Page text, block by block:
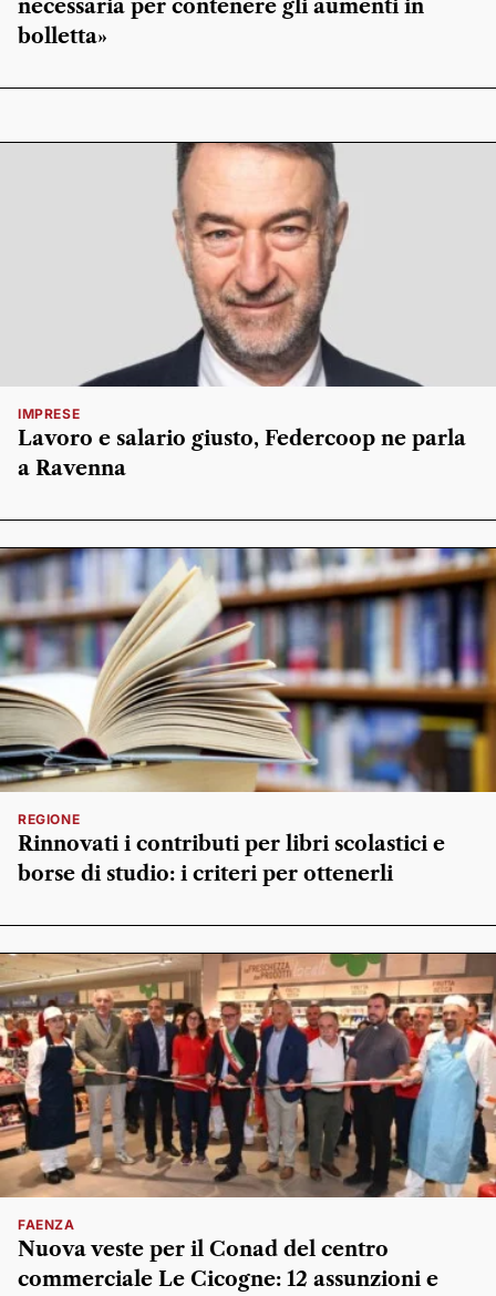
necessaria per contenere gli aumenti in
bolletta»
IMPRESE
Lavoro e salario giusto, Federcoop ne parla
a Ravenna
REGIONE
Rinnovati i contributi per libri scolastici e
borse di studio: i criteri per ottenerli
FAENZA
Nuova veste per il Conad del centro
commerciale Le Cicogne: 12 assunzioni e